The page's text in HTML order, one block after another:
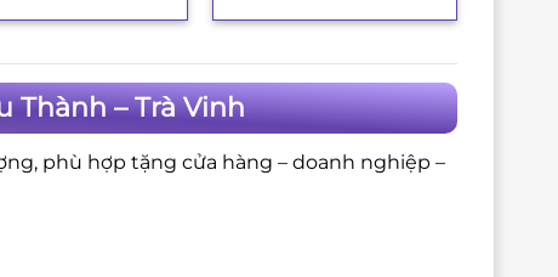
Thành – Trà Vinh
phù hợp tặng cửa hàng – doanh nghiệp –